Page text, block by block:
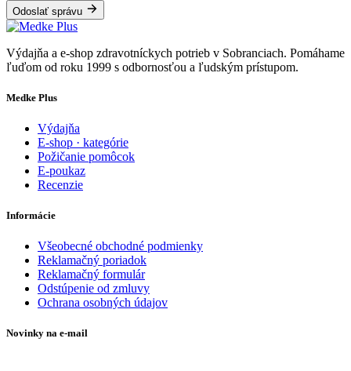
Odoslať správu
Výdajňa a e-shop zdravotníckych potrieb v Sobranciach. Pomáhame
ľuďom od roku 1999 s odbornosťou a ľudským prístupom.
Medke Plus
Výdajňa
E-shop · kategórie
Požičanie pomôcok
E-poukaz
Recenzie
Informácie
Všeobecné obchodné podmienky
Reklamačný poriadok
Reklamačný formulár
Odstúpenie od zmluvy
Ochrana osobných údajov
Novinky na e-mail